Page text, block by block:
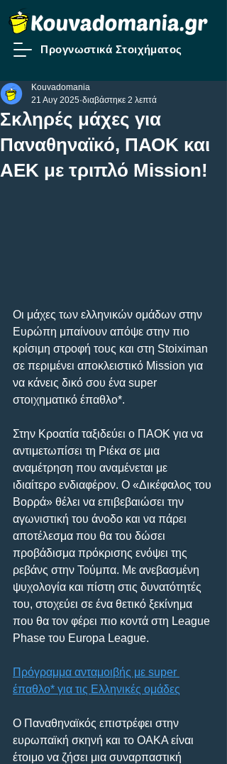
Προγνωστικά Στοιχήματος
Σκληρές μάχες για
Παναθηναϊκό, ΠΑΟΚ και
ΑΕΚ με τριπλό Mission!
Kouvadomania
21 Αυγ 2025 διαβάστηκε 2 λεπτά
Οι μάχες των ελληνικών ομάδων στην
Ευρώπη μπαίνουν απόψε στην πιο
κρίσιμη στροφή τους και στη Stoiximan
σε περιμένει αποκλειστικό Mission για
να κάνεις δικό σου ένα super
στοιχηματικό έπαθλο*.
Στην Κροατία ταξιδεύει ο ΠΑΟΚ για να
αντιμετωπίσει τη Ριέκα σε μια
αναμέτρηση που αναμένεται με
ιδιαίτερο ενδιαφέρον. Ο «Δικέφαλος του
Βορρά» θέλει να επιβεβαιώσει την
αγωνιστική του άνοδο και να πάρει
αποτέλεσμα που θα του δώσει
προβάδισμα πρόκρισης ενόψει της
ρεβάνς στην Τούμπα. Με ανεβασμένη
ψυχολογία και πίστη στις δυνατότητές
του, στοχεύει σε ένα θετικό ξεκίνημα
που θα τον φέρει πιο κοντά στη League
Phase του Europa League.
Πρόγραμμα ανταμοιβής με super
έπαθλο* για τις Ελληνικές ομάδες
Ο Παναθηναϊκός επιστρέφει στην
ευρωπαϊκή σκηνή και το ΟΑΚΑ είναι
έτοιμο να ζήσει μια συναρπαστική